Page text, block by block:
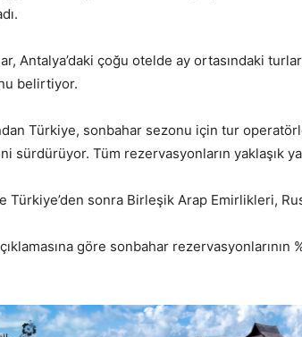
Antalya’daki çoğu otelde ay ortasındaki
belirtiyor.
Türkiye, sonbahar sezonu için tur
sürdürüyor. Tüm rezervasyonların yaklaşık
Türkiye’den sonra Birleşik Arap Emirlikleri,
göre sonbahar rezervasyonlarının